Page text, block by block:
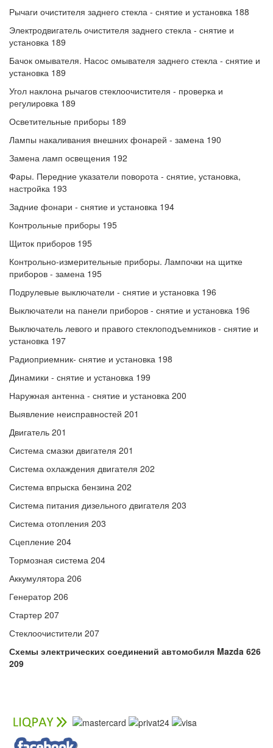
Рычаги очистителя заднего стекла - снятие и установка 188
Электродвигатель очистителя заднего стекла - снятие и
установка 189
Бачок омывателя. Насос омывателя заднего стекла - снятие и
установка 189
Угол наклона рычагов стеклоочистителя - проверка и
регулировка 189
Осветительные приборы 189
Лампы накаливания внешних фонарей - замена 190
Замена ламп освещения 192
Фары. Передние указатели поворота - снятие, установка,
настройка 193
Задние фонари - снятие и установка 194
Контрольные приборы 195
Щиток приборов 195
Контрольно-измерительные приборы. Лампочки на щитке
приборов - замена 195
Подрулевые выключатели - снятие и установка 196
Выключатели на панели приборов - снятие и установка 196
Выключатель левого и правого стеклоподъемников - снятие и
установка 197
Радиоприемник- снятие и установка 198
Динамики - снятие и установка 199
Наружная антенна - снятие и установка 200
Выявление неисправностей 201
Двигатель 201
Система смазки двигателя 201
Система охлаждения двигателя 202
Система впрыска бензина 202
Система питания дизельного двигателя 203
Система отопления 203
Сцепление 204
Тормозная система 204
Аккумулятора 206
Генератор 206
Стартер 207
Стеклоочистители 207
Схемы электрических соединений автомобиля Mazda 626
209